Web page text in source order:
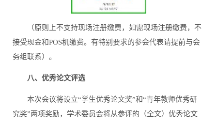
（原则上不支持现场注册缴费，如需现场注册缴费，不
接受现金和POS机缴费。有特别要求的参会代表请提前与会
务组联系）。
八、优秀论文评选
本次会议将设立“学生优秀论文奖”和“青年教师优秀研
究奖”两项奖励，学术委员会将从参评的（全文）优秀论文